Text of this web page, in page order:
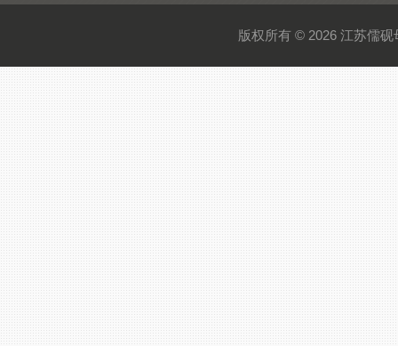
版权所有 © 2026 江苏儒